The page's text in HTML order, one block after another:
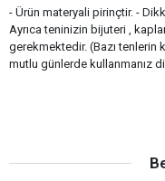
- Ürün materyali pirinçtir. -
Ayrıca teninizin bijuteri ,
gerekmektedir. (Bazı tenlerin
mutlu günlerde kullanmanız